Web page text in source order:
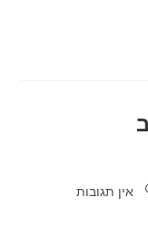
אין תגובות